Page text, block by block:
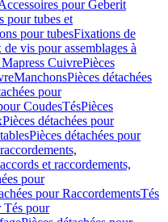
pour Geberit
pour tubes et
pour tubesFixations de
de vis pour assemblages à
CuivrePièces
ManchonsPièces détachées
pour
CoudesTésPièces
Pièces détachées pour
Pièces détachées pour
et raccordements,
pour
pour RaccordementsTés
Tés pour